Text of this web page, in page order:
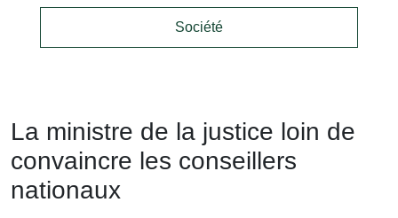
Société
La ministre de la justice loin de
convaincre les conseillers
nationaux